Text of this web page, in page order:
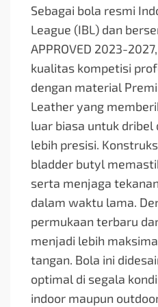
Sebagai bola resmi
League (IBL) dan
APPROVED 2023-
kualitas kompetisi
dengan material
Leather yang
luar biasa untuk
lebih presisi.
bladder butyl
serta menjaga
dalam waktu lama.
permukaan terbaru
menjadi lebih
tangan. Bola ini
optimal di segala
indoor maupun